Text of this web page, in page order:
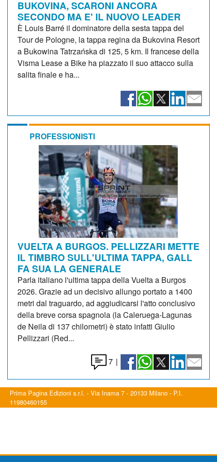
BUKOVINA, SCARONI ANCORA
SECONDO MA E' IL NUOVO LEADER
È Louis Barré il dominatore della sesta tappa del
Tour de Pologne, la tappa regina da Bukovina Resort
a Bukowina Tatrzańska di 125, 5 km. Il francese della
Visma Lease a Bike ha piazzato il suo attacco sulla
salita finale e ha...
PROFESSIONISTI
VUELTA A BURGOS. PELLIZZARI METTE
IL TIMBRO SULL'ULTIMA TAPPA, GALL
FA SUA LA GENERALE
Parla italiano l'ultima tappa della Vuelta a Burgos
2026. Grazie ad un decisivo allungo portato a 1400
metri dal traguardo, ad aggiudicarsi l'atto conclusivo
della breve corsa spagnola (la Caleruega-Lagunas
de Neila di 137 chilometri) è stato infatti Giulio
Pellizzari (Red...
7 |
Prima Pagina Edizioni s.r.l. - Via Inama 7 - 20133 Milano - P.I.
11980460155